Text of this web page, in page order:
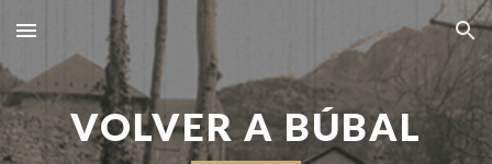
Skip to main content Skip to navigation
VOLVER A BÚBAL